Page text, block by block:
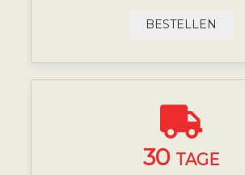
BESTELLEN
30 TAGE